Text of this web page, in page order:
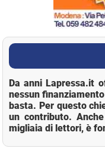
Da anni Lapressa.it
nessun
basta. Per questo
un contributo.
migliaia di lettori, è